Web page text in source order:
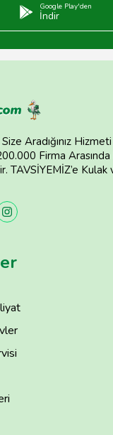
Google Play'den
İndir
Size Aradığınız
Firma Arasında
Kulak